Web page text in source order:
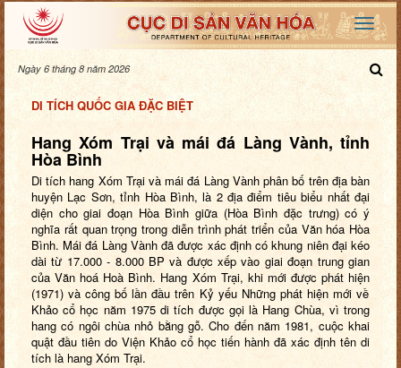
Ngày 6 tháng 8 năm 2026
DI TÍCH QUỐC GIA ĐẶC BIỆT
Hang Xóm Trại và mái đá Làng Vành, tỉnh
Hòa Bình
Di tích hang Xóm Trại và mái đá Làng Vành phân bố trên địa bàn
huyện Lạc Sơn, tỉnh Hòa Bình,là 2 địa điểm tiêu biểu nhất đại
diện cho giai đoạn Hòa Bình giữa (Hòa Bình đặc trưng) có ý
nghĩa rất quan trọng trong diễn trình phát triển của Văn hóa Hòa
Bình. Mái đá Làng Vành đã được xác định có khung niên đại kéo
dài từ 17.000 - 8.000 BP và được xếp vào giai đoạn trung gian
của Văn hoá Hoà Bình. Hang Xóm Trại, khi mới được phát hiện
(1971) và công bố lần đầu trên Kỷ yếu Những phát hiện mới về
Khảo cổ học năm 1975 di tích được gọi là Hang Chùa, vì trong
hang có ngôi chùa nhỏ bằng gỗ. Cho đến năm 1981, cuộc khai
quật đầu tiên do Viện Khảo cổ học tiến hành đã xác định tên di
tích là hang Xóm Trại.